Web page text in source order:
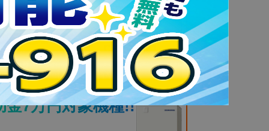
コロナ
CHP-37AZ1
ート 370L 角型 一般地
金7万円対象機種!!